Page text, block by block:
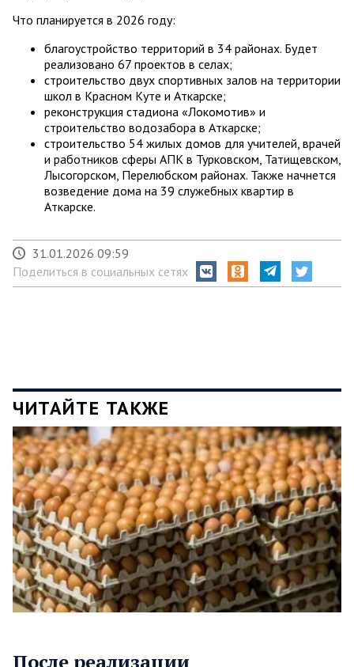
Что планируется в 2026 году:
благоустройство территорий в 34 районах. Будет
реализовано 67 проектов в селах;
строительство двух спортивных залов на территории
школ в Красном Куте и Аткарске;
реконструкция стадиона «Локомотив» и
строительство водозабора в Аткарске;
строительство 54 жилых домов для учителей, врачей
и работников сферы АПК в Турковском, Татищевском,
Лысогорском, Перелюбском районах. Также начнется
возведение дома на 39 служебных квартир в
Аткарске.
31.01.2026 09:59
Поделиться в социальных сетях
ЧИТАЙТЕ ТАКЖЕ
После реализации